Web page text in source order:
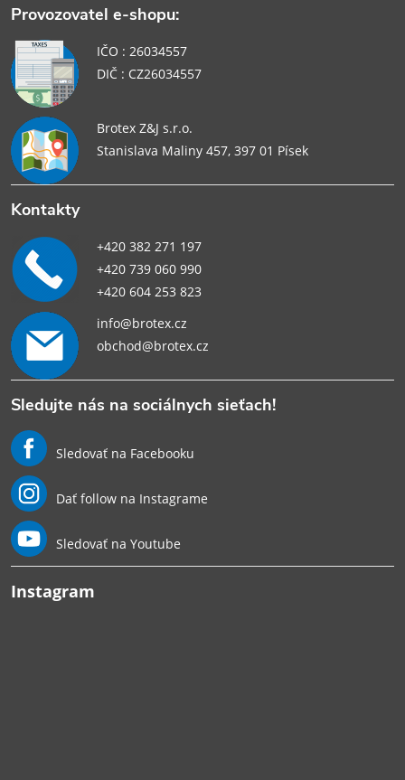
Provozovatel e-shopu:
IČO : 26034557
DIČ : CZ26034557
Brotex Z&J s.r.o.
Stanislava Maliny 457, 397 01 Písek
Kontakty
+420 382 271 197
+420 739 060 990
+420 604 253 823
info@brotex.cz
obchod@brotex.cz
Sledujte nás na sociálnych sieťach!
Sledovať na Facebooku
Dať follow na Instagrame
Sledovať na Youtube
Instagram